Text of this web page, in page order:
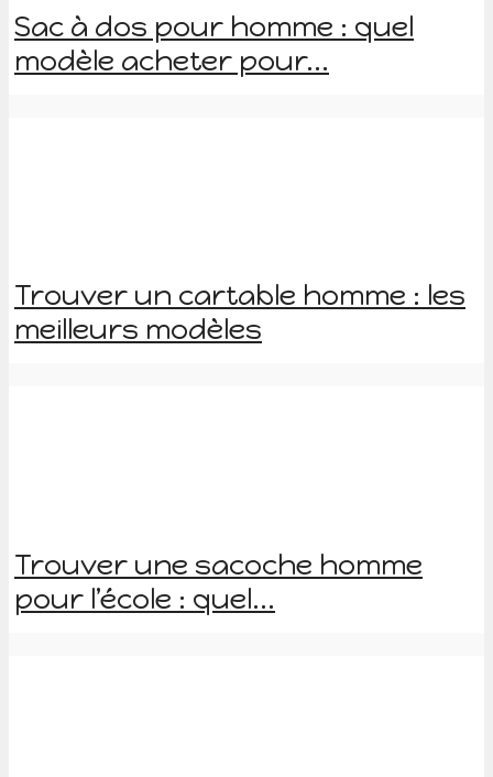
Sac à dos pour homme : quel
modèle acheter pour...
Trouver un cartable homme : les
meilleurs modèles
Trouver une sacoche homme
pour l’école : quel...